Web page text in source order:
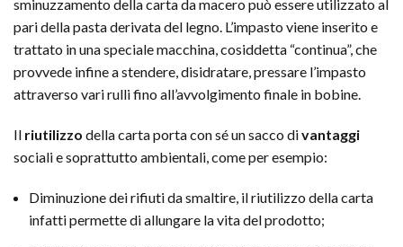
sminuzzamento della carta da macero può essere utilizzato al
pari della pasta derivata del legno. L’impasto viene inserito e
trattato in una speciale macchina, cosiddetta “continua”, che
provvede infine a stendere, disidratare, pressare l’impasto
attraverso vari rulli fino all’avvolgimento finale in bobine.
Il riutilizzo della carta porta con sé un sacco divantaggi
sociali e soprattutto ambientali, come per esempio:
Diminuzione dei rifiuti da smaltire, il riutilizzo della carta
infatti permette di allungare la vita del prodotto;